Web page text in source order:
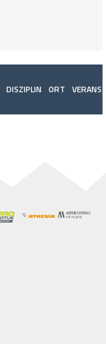
DISZIPLIN ORT